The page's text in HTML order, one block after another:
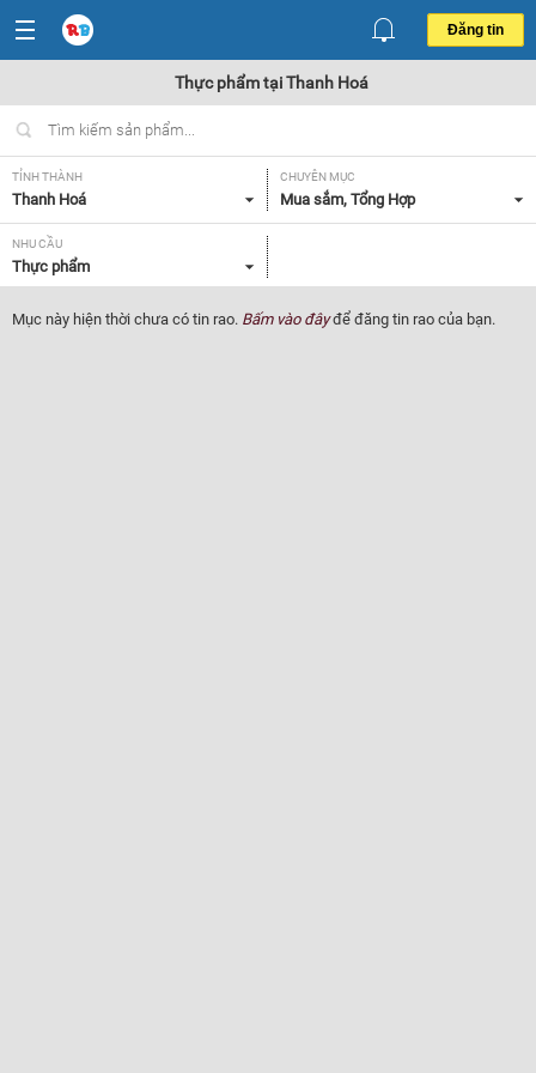
Đăng tin
Thực phẩm tại Thanh Hoá
TỈNH THÀNH
Thanh Hoá
CHUYÊN MỤC
Mua sắm, Tổng Hợp
NHU CẦU
Thực phẩm
Mục này hiện thời chưa có tin rao. Bấm vào đâyđể đăng tin rao của bạn.